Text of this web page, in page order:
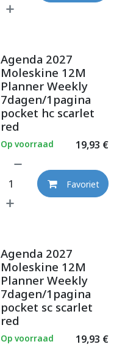
Agenda 2027
Moleskine 12M
Planner Weekly
7dagen/1pagina
pocket hc scarlet
red
19,93 €
Op voorraad
Favoriet
Agenda 2027
Moleskine 12M
Planner Weekly
7dagen/1pagina
pocket sc scarlet
red
19,93 €
Op voorraad